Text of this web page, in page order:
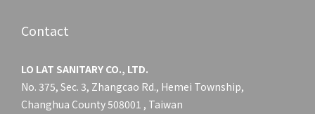
Contact
LO LAT SANITARY CO., LTD.
No. 375, Sec. 3, Zhangcao Rd., Hemei Township,
Changhua County 508001 , Taiwan